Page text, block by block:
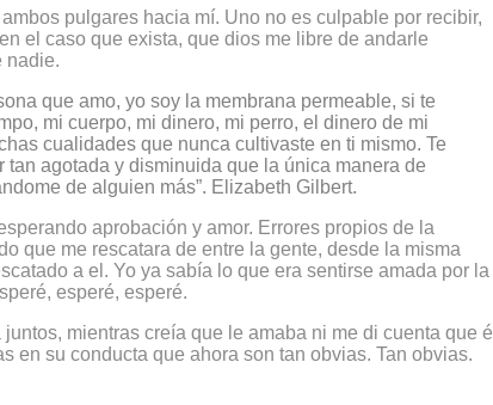
pulgares hacia mí. Uno no es culpable por recibir,
el caso que exista, que dios me libre de andarle
nadie.
que amo, yo soy la membrana permeable, si te
mi cuerpo, mi dinero, mi perro, el dinero de mi
cualidades que nunca cultivaste en ti mismo. Te
tan agotada y disminuida que la única manera de
de alguien más”. Elizabeth Gilbert.
aprobación y amor. Errores propios de la
que me rescatara de entre la gente, desde la misma
a el. Yo ya sabía lo que era sentirse amada por la
esperé, esperé.
mientras creía que le amaba ni me di cuenta que él
en su conducta que ahora son tan obvias. Tan obvias.